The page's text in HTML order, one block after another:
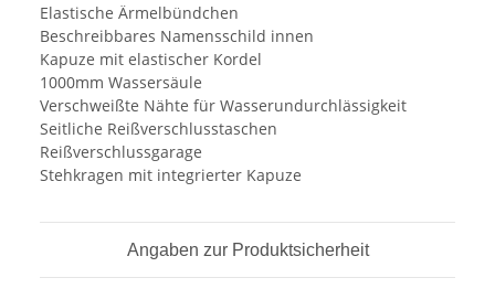
Elastische Ärmelbündchen
Beschreibbares Namensschild innen
Kapuze mit elastischer Kordel
1000mm Wassersäule
Verschweißte Nähte für Wasserundurchlässigkeit
Seitliche Reißverschlusstaschen
Reißverschlussgarage
Stehkragen mit integrierter Kapuze
Angaben zur Produktsicherheit